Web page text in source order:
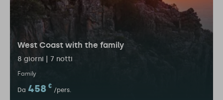
West Coast with the family
8 giorni | 7 notti
Family
Da 458 €
/pers.